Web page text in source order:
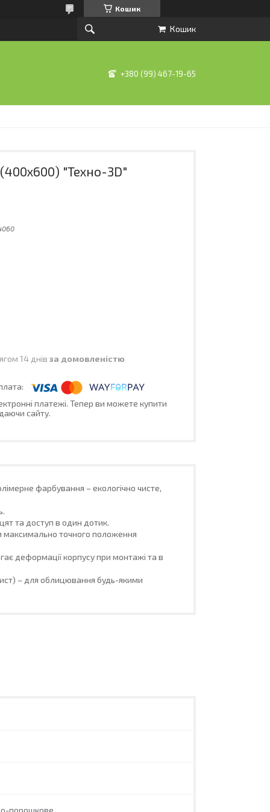
Кошик
Кошик
+380 (99) 467-19-65
"Техно-3D"
14 днів за домовленістю
платежі. Тепер ви можете купити
сайту.
фарбування – екологічно чисте,
та доступ в один дотик.
максимально точного положення
деформації корпусу при монтажі та в
– для облицювання будь-якими